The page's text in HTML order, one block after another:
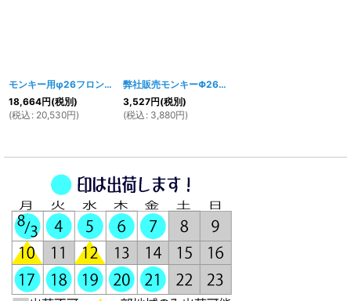
モンキー用φ26フロントフォーク 左側ディスクブレーキキット 550mm
18,664円(税別)
(税込 : 20,530円)
弊社販売モンキーΦ26フロントフォーク左側ローター用ディスクハブ＆ローター
3,527円(税別)
(税込 : 3,880円)